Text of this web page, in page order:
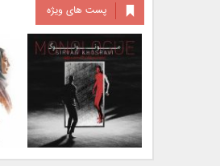
پست های ویژه